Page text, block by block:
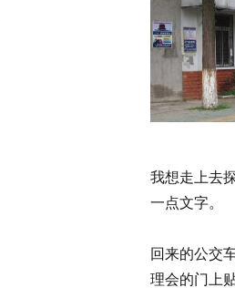
我想走上去
一点文字。
回来的公交
理会的门上